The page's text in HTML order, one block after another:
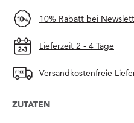
10% Rabatt bei
Lieferzeit 2 - 4 Tage
Versandkostenfreie
ZUTATEN